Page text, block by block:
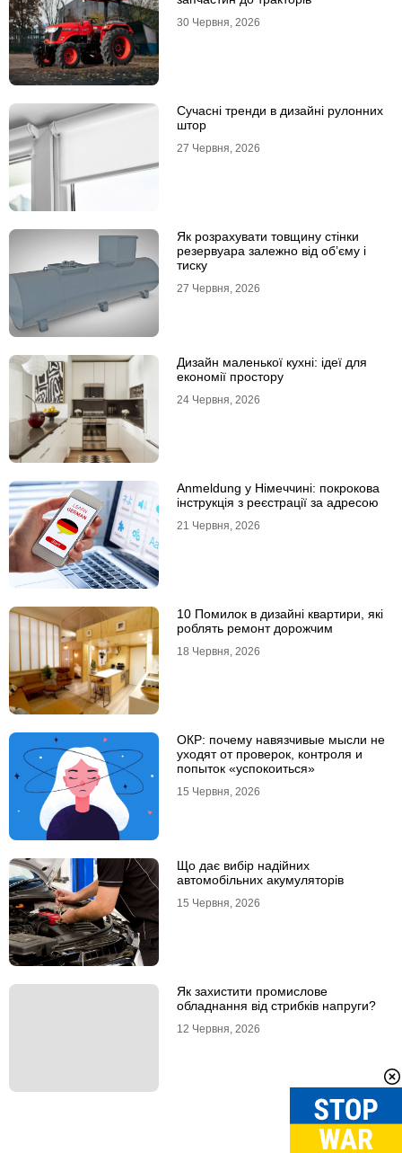
30 Червня, 2026
Сучасні тренди в дизайні рулонних
штор
27 Червня, 2026
Як розрахувати товщину стінки
резервуара залежно від об’єму і
тиску
27 Червня, 2026
Дизайн маленької кухні: ідеї для
економії простору
24 Червня, 2026
Anmeldung у Німеччині: покрокова
інструкція з реєстрації за адресою
21 Червня, 2026
10 Помилок в дизайні квартири, які
роблять ремонт дорожчим
18 Червня, 2026
ОКР: почему навязчивые мысли не
уходят от проверок, контроля и
попыток «успокоиться»
15 Червня, 2026
Що дає вибір надійних
автомобільних акумуляторів
15 Червня, 2026
Як захистити промислове
обладнання від стрибків напруги?
12 Червня, 2026